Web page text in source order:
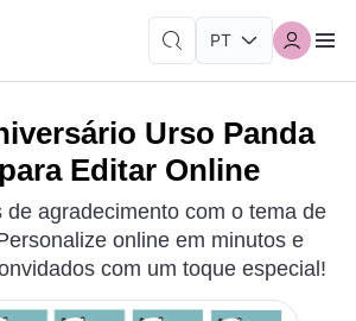
Urso Panda
Editar Online
de agradecimento com o tema de
online em minutos e
com um toque especial!